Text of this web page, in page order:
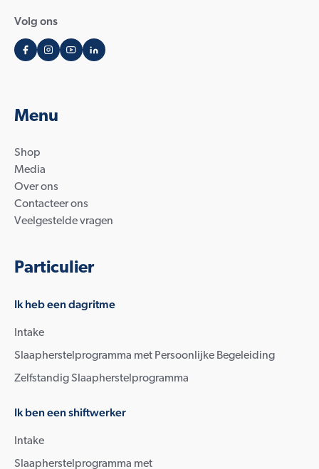
Volg ons
Menu
Shop
Media
Over ons
Contacteer ons
Veelgestelde vragen
Particulier
Ik heb een dagritme
Intake
Slaapherstelprogramma met Persoonlijke Begeleiding
Zelfstandig Slaapherstelprogramma
Ik ben een shiftwerker
Intake
Slaapherstelprogramma met